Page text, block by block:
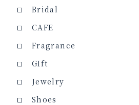
Bridal
CAFE
Fragrance
GIft
Jewelry
Shoes